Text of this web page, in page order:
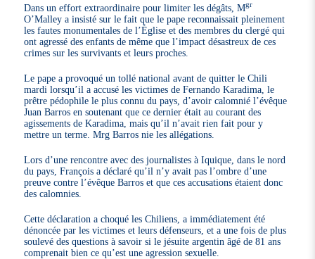
Dans un effort extraordinaire pour limiter les dégâts, Mgr
O’Malley a insisté sur le fait que le pape reconnaissait pleinement
les fautes monumentales de l’Église et des membres du clergé qui
ont agressé des enfants de même que l’impact désastreux de ces
crimes sur les survivants et leurs proches.
Le pape a provoqué un tollé national avant de quitter le Chili
mardi lorsqu’il a accusé les victimes de Fernando Karadima, le
prêtre pédophile le plus connu du pays, d’avoir calomnié l’évêque
Juan Barros en soutenant que ce dernier était au courant des
agissements de Karadima, mais qu’il n’avait rien fait pour y
mettre un terme. Mrg Barros nie les allégations.
Lors d’une rencontre avec des journalistes à Iquique, dans le nord
du pays, François a déclaré qu’il n’y avait pas l’ombre d’une
preuve contre l’évêque Barros et que ces accusations étaient donc
des calomnies.
Cette déclaration a choqué les Chiliens, a immédiatement été
dénoncée par les victimes et leurs défenseurs, et a une fois de plus
soulevé des questions à savoir si le jésuite argentin âgé de 81 ans
comprenait bien ce qu’est une agression sexuelle.